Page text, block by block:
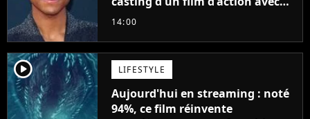
Will Smith
14:00
player2 LIFESTYLE
Aujourd'hui en streaming : noté
94%, ce film réinvente